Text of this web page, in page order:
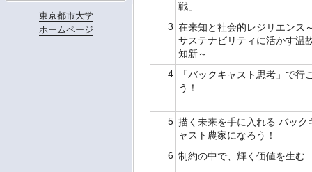
東京都市大学
ホームページ
戦」
3 在来知と社会的レジリエンス
サステナビリティに活かす温
知新～
4
「バックキャスト思考」で行
う！
5 描く未来を手に入れる バック
ャスト農家になろう！
6 制約の中で、輝く価値を生む